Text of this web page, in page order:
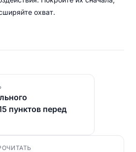
охват.
пунктов перед